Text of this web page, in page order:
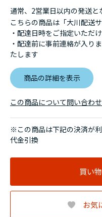
通常、2営業日以内の発送と
こちらの商品は「大川配送
・配達日時をご指定いただ
・配達前に事前連絡が入り
たします
商品の詳細を表示
※この商品は下記の決済が
代金引換
買い
お気
この商品について問い合わ